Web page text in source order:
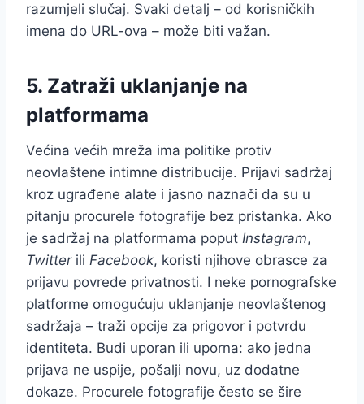
razumjeli slučaj. Svaki detalj – od korisničkih
imena do URL-ova – može biti važan.
5. Zatraži uklanjanje na
platformama
Većina većih mreža ima politike protiv
neovlaštene intimne distribucije. Prijavi sadržaj
kroz ugrađene alate i jasno naznači da su u
pitanju procurele fotografije bez pristanka. Ako
je sadržaj na platformama poput Instagram,
Twitterili Facebook, koristi njihove obrasce za
prijavu povrede privatnosti. I neke pornografske
platforme omogućuju uklanjanje neovlaštenog
sadržaja – traži opcije za prigovor i potvrdu
identiteta. Budi uporan ili uporna: ako jedna
prijava ne uspije, pošalji novu, uz dodatne
dokaze. Procurele fotografije često se šire